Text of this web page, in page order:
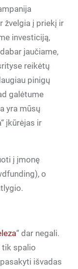
žvelgia į priekį ir
investiciją,
jaučiame,
reikėtų
pinigų
galėtume
yra mūsų
įkūrėjas ir
į įmonę
o
“ dar negali.
tik spalio
išvadas